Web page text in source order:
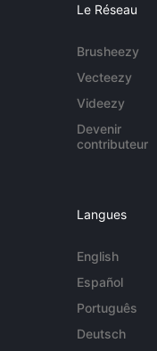
Le Réseau
Brusheezy
Vecteezy
Videezy
Devenir
contributeur
Langues
English
Español
Português
Deutsch